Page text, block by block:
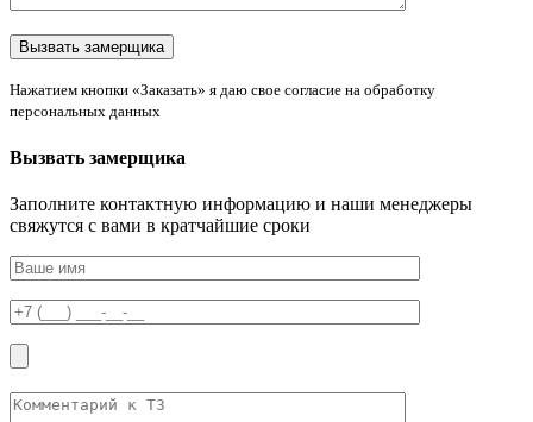
Нажатием кнопки «Заказать» я даю свое согласие на обработку
персональных данных
Вызвать замерщика
Заполните контактную информацию и наши менеджеры
свяжутся с вами в кратчайшие сроки